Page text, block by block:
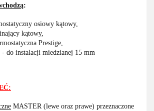
:
osiowy kątowy,
kątowy,
Prestige,
- do instalacji miedzianej 15 mm
MASTER (lewe oraz prawe) przeznaczone